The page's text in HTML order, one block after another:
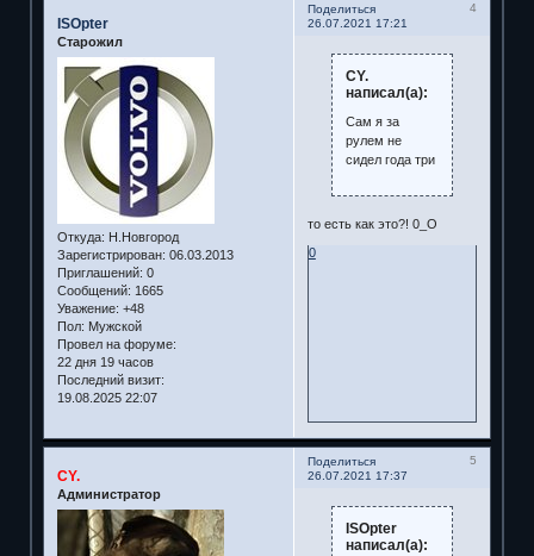
Поделиться
4
26.07.2021 17:21
ISOpter
Старожил
Откуда: Н.Новгород
Зарегистрирован: 06.03.2013
Приглашений: 0
Сообщений: 1665
Уважение: +48
Пол: Мужской
Провел на форуме:
22 дня 19 часов
Последний визит:
19.08.2025 22:07
CY.
написал(а):
Сам я за
рулем не
сидел года три
то есть как это?! 0_О
0
Поделиться
5
26.07.2021 17:37
CY.
Администратор
ISOpter
написал(а):